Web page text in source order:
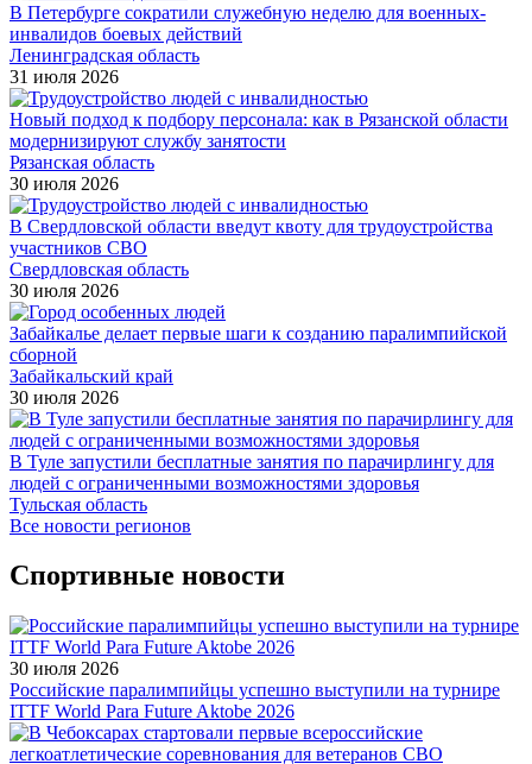
В Петербурге сократили служебную неделю для военных-
инвалидов боевых действий
Ленинградская область
31 июля 2026
Новый подход к подбору персонала: как в Рязанской области
модернизируют службу занятости
Рязанская область
30 июля 2026
В Свердловской области введут квоту для трудоустройства
участников СВО
Свердловская область
30 июля 2026
Забайкалье делает первые шаги к созданию паралимпийской
сборной
Забайкальский край
30 июля 2026
В Туле запустили бесплатные занятия по парачирлингу для
людей с ограниченными возможностями здоровья
Тульская область
Все новости регионов
Спортивные новости
30 июля 2026
Российские паралимпийцы успешно выступили на турнире
ITTF World Para Future Aktobe 2026